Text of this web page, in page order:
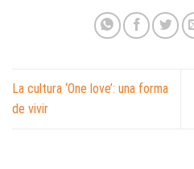
La cultura ‘One love’: una forma
de vivir